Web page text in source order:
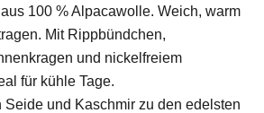
100 % Alpacawolle. Weich, warm
Mit Rippbündchen,
und nickelfreiem
für kühle Tage.
und Kaschmir zu den edelsten